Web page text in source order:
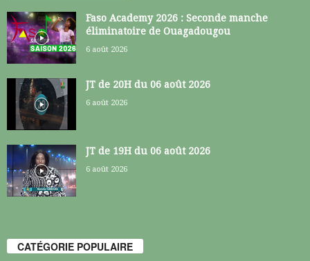
Faso Academy 2026 : Seconde manche
éliminatoire de Ouagadougou
6 août 2026
JT de 20H du 06 août 2026
6 août 2026
JT de 19H du 06 août 2026
6 août 2026
CATÉGORIE POPULAIRE